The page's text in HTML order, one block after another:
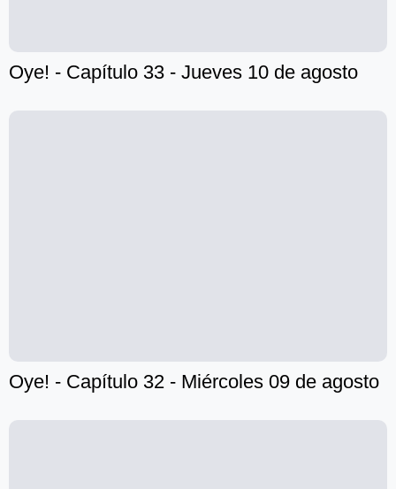
Oye! - Capítulo 33 - Jueves 10 de agosto
Oye! - Capítulo 32 - Miércoles 09 de agosto